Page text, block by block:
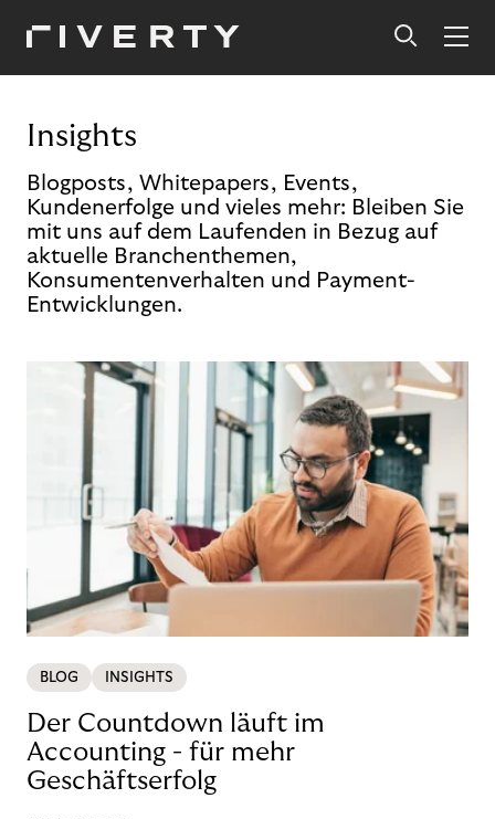
Insights
Blogposts, Whitepapers, Events,
Kundenerfolge und vieles mehr: Bleiben Sie
mit uns auf dem Laufenden in Bezug auf
aktuelle Branchenthemen,
Konsumentenverhalten und Payment-
Entwicklungen.
BLOG INSIGHTS
Der Countdown läuft im
Accounting - für mehr
Geschäftserfolg